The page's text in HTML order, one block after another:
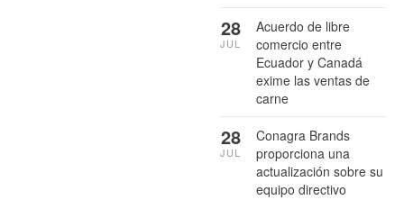
Acuerdo de libre
comercio entre
Ecuador y Canadá
exime las ventas de
carne
28
JUL
Conagra Brands
proporciona una
actualización sobre su
equipo directivo
28
JUL